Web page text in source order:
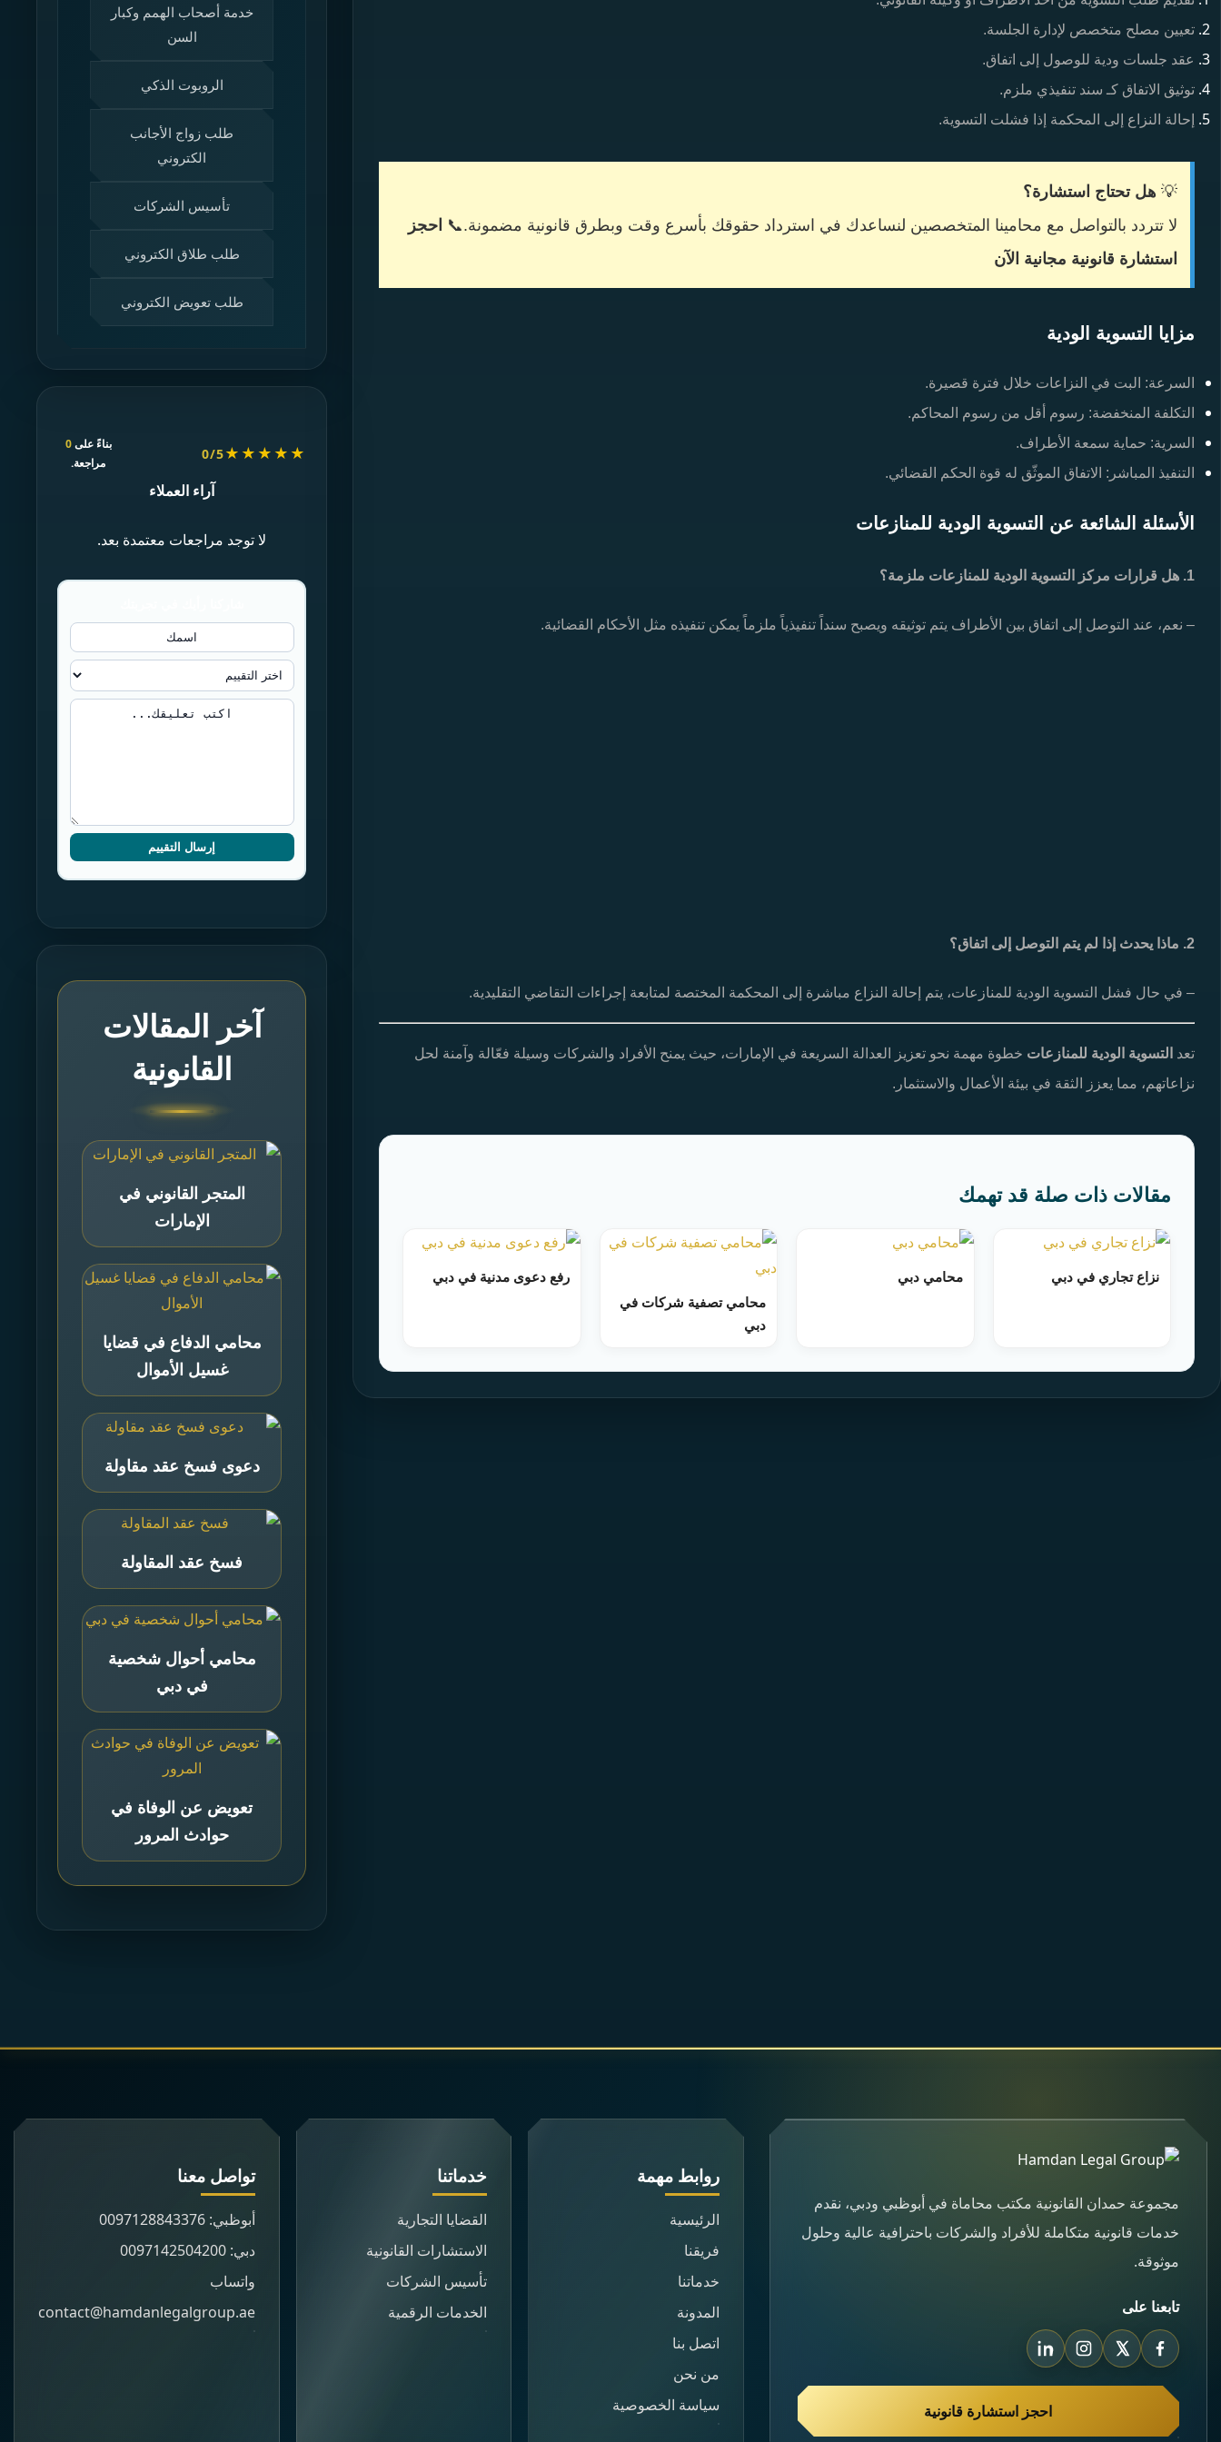
تعيين مصلح متخصص لإدارة الجلسة.
عقد جلسات ودية للوصول إلى اتفاق.
توثيق الاتفاق كـ سند تنفيذي ملزم.
إحالة النزاع إلى المحكمة إذا فشلت التسوية.
💡 هل تحتاج استشارة؟
لا تتردد بالتواصل مع محامينا المتخصصين لنساعدك في استرداد حقوقك بأسرع وقت وبطرق قانونية مضمونة.📞 احجز
استشارة قانونية مجانية الآن
مزايا التسوية الودية
السرعة: البت في النزاعات خلال فترة قصيرة.
التكلفة المنخفضة: رسوم أقل من رسوم المحاكم.
السرية: حماية سمعة الأطراف.
التنفيذ المباشر: الاتفاق الموثّق له قوة الحكم القضائي.
الأسئلة الشائعة عن التسوية الودية للمنازعات
1. هل قرارات مركز التسوية الودية للمنازعات ملزمة؟
– نعم، عند التوصل إلى اتفاق بين الأطراف يتم توثيقه ويصبح سنداً تنفيذياً ملزماً يمكن تنفيذه مثل الأحكام القضائية.
2. ماذا يحدث إذا لم يتم التوصل إلى اتفاق؟
– في حال فشل التسوية الودية للمنازعات، يتم إحالة النزاع مباشرة إلى المحكمة المختصة لمتابعة إجراءات التقاضي التقليدية.
تعد التسوية الودية للمنازعات خطوة مهمة نحو تعزيز العدالة السريعة في الإمارات، حيث يمنح الأفراد والشركات وسيلة فعّالة وآمنة لحل
نزاعاتهم، مما يعزز الثقة في بيئة الأعمال والاستثمار.
مقالات ذات صلة قد تهمك
نزاع تجاري في دبي
محامي دبي
محامي تصفية شركات في
دبي
رفع دعوى مدنية في دبي
خدمة أصحاب الهمم وكبار
السن
الروبوت الذكي
طلب زواج الأجانب
الكتروني
تأسيس الشركات
طلب طلاق الكتروني
طلب تعويض الكتروني
★★★★★
0/5
بناءً على0
مراجعة.
آراء العملاء
لا توجد مراجعات معتمدة بعد.
إرسال التقييم
آخر المقالات
القانونية
المتجر القانوني في
الإمارات
محامي الدفاع في قضايا
غسيل الأموال
دعوى فسخ عقد مقاولة
فسخ عقد المقاولة
محامي أحوال شخصية
في دبي
تعويض عن الوفاة في
حوادث المرور
مجموعة حمدان القانونية مكتب محاماة في أبوظبي ودبي، نقدم
خدمات قانونية متكاملة للأفراد والشركات باحترافية عالية وحلول
موثوقة.
تابعنا على
احجز استشارة قانونية
روابط مهمة
الرئيسية
فريقنا
خدماتنا
المدونة
اتصل بنا
من نحن
سياسة الخصوصية
خدماتنا
القضايا التجارية
الاستشارات القانونية
تأسيس الشركات
الخدمات الرقمية
تواصل معنا
أبوظبي: 0097128843376
دبي: 0097142504200
واتساب
contact@hamdanlegalgroup.ae